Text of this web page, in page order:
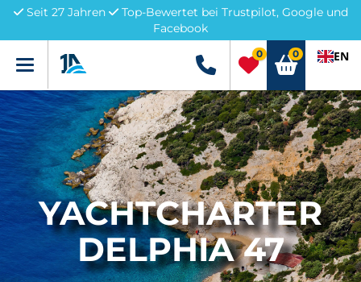
Seit 27 Jahren
Top-Bewertet bei Trustpilot, Google und
Facebook
Menü +49 5741 3222690
0 0 EN
YACHTCHARTER
DELPHIA 47